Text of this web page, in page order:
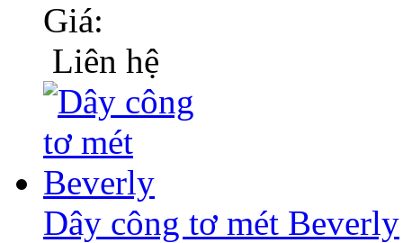
Giá:
Liên hệ
Dây công tơ mét Beverly